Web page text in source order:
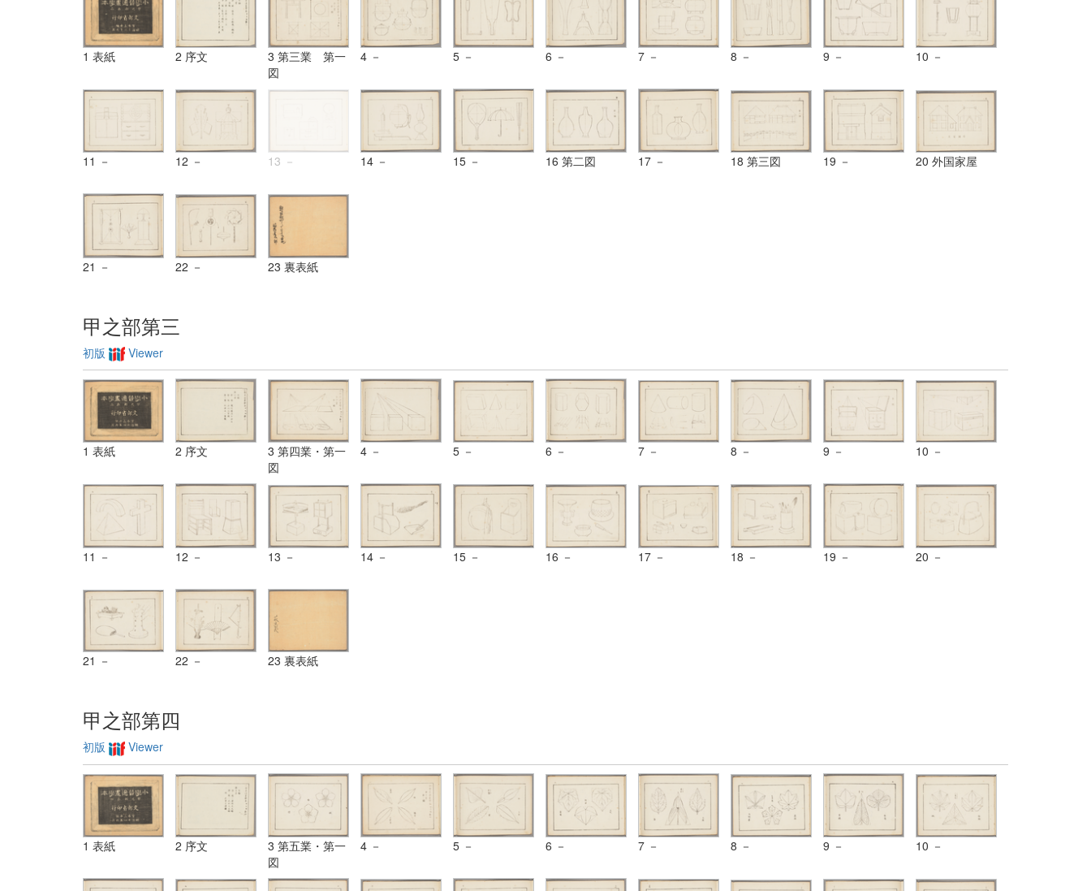
1 表紙 2 序文
3 第三業 第一
図
4 － 5 － 6 － 7 － 8 － 9 － 10 －
11 － 12 － 13 － 14 － 15 － 16 第二図 17 － 18 第三図 19 － 20 外国家屋
21 － 22 － 23 裏表紙
甲之部第三
初版 Viewer
1 表紙 2 序文
3 第四業・第一
図
4 － 5 － 6 － 7 － 8 － 9 － 10 －
11 － 12 － 13 － 14 － 15 － 16 － 17 － 18 － 19 － 20 －
21 － 22 － 23 裏表紙
甲之部第四
初版 Viewer
1 表紙 2 序文
3 第五業・第一
図
4 － 5 － 6 － 7 － 8 － 9 － 10 －